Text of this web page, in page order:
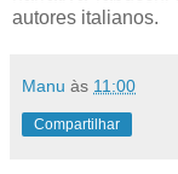
autores italianos.
Manu às 11:00
Compartilhar